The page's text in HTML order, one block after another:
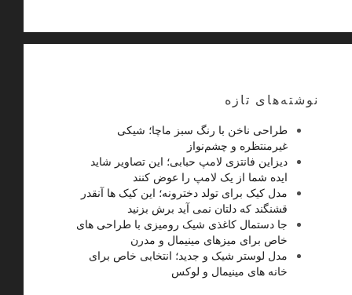
نوشته‌های تازه
طراحی ناخن با رنگ سبز ماچا؛ شیکی
غیرمنتظره و چشم‌نواز
دیزاین فانتزی لامپ حبابی؛ این تصاویر شاید
ایده شما از یک لامپ را عوض کنند
مدل کیک برای تولد دخترونه؛ این کیک ها آنقدر
قشنگند که دلتان نمی آید برش بزنید
جا دستمال کاغذی شیک رومیزی با طراحی های
خاص برای میزهای مینیمال و مدرن
مدل لوستر شیک و جدید؛ انتخابی خاص برای
خانه های مینیمال و لوکس